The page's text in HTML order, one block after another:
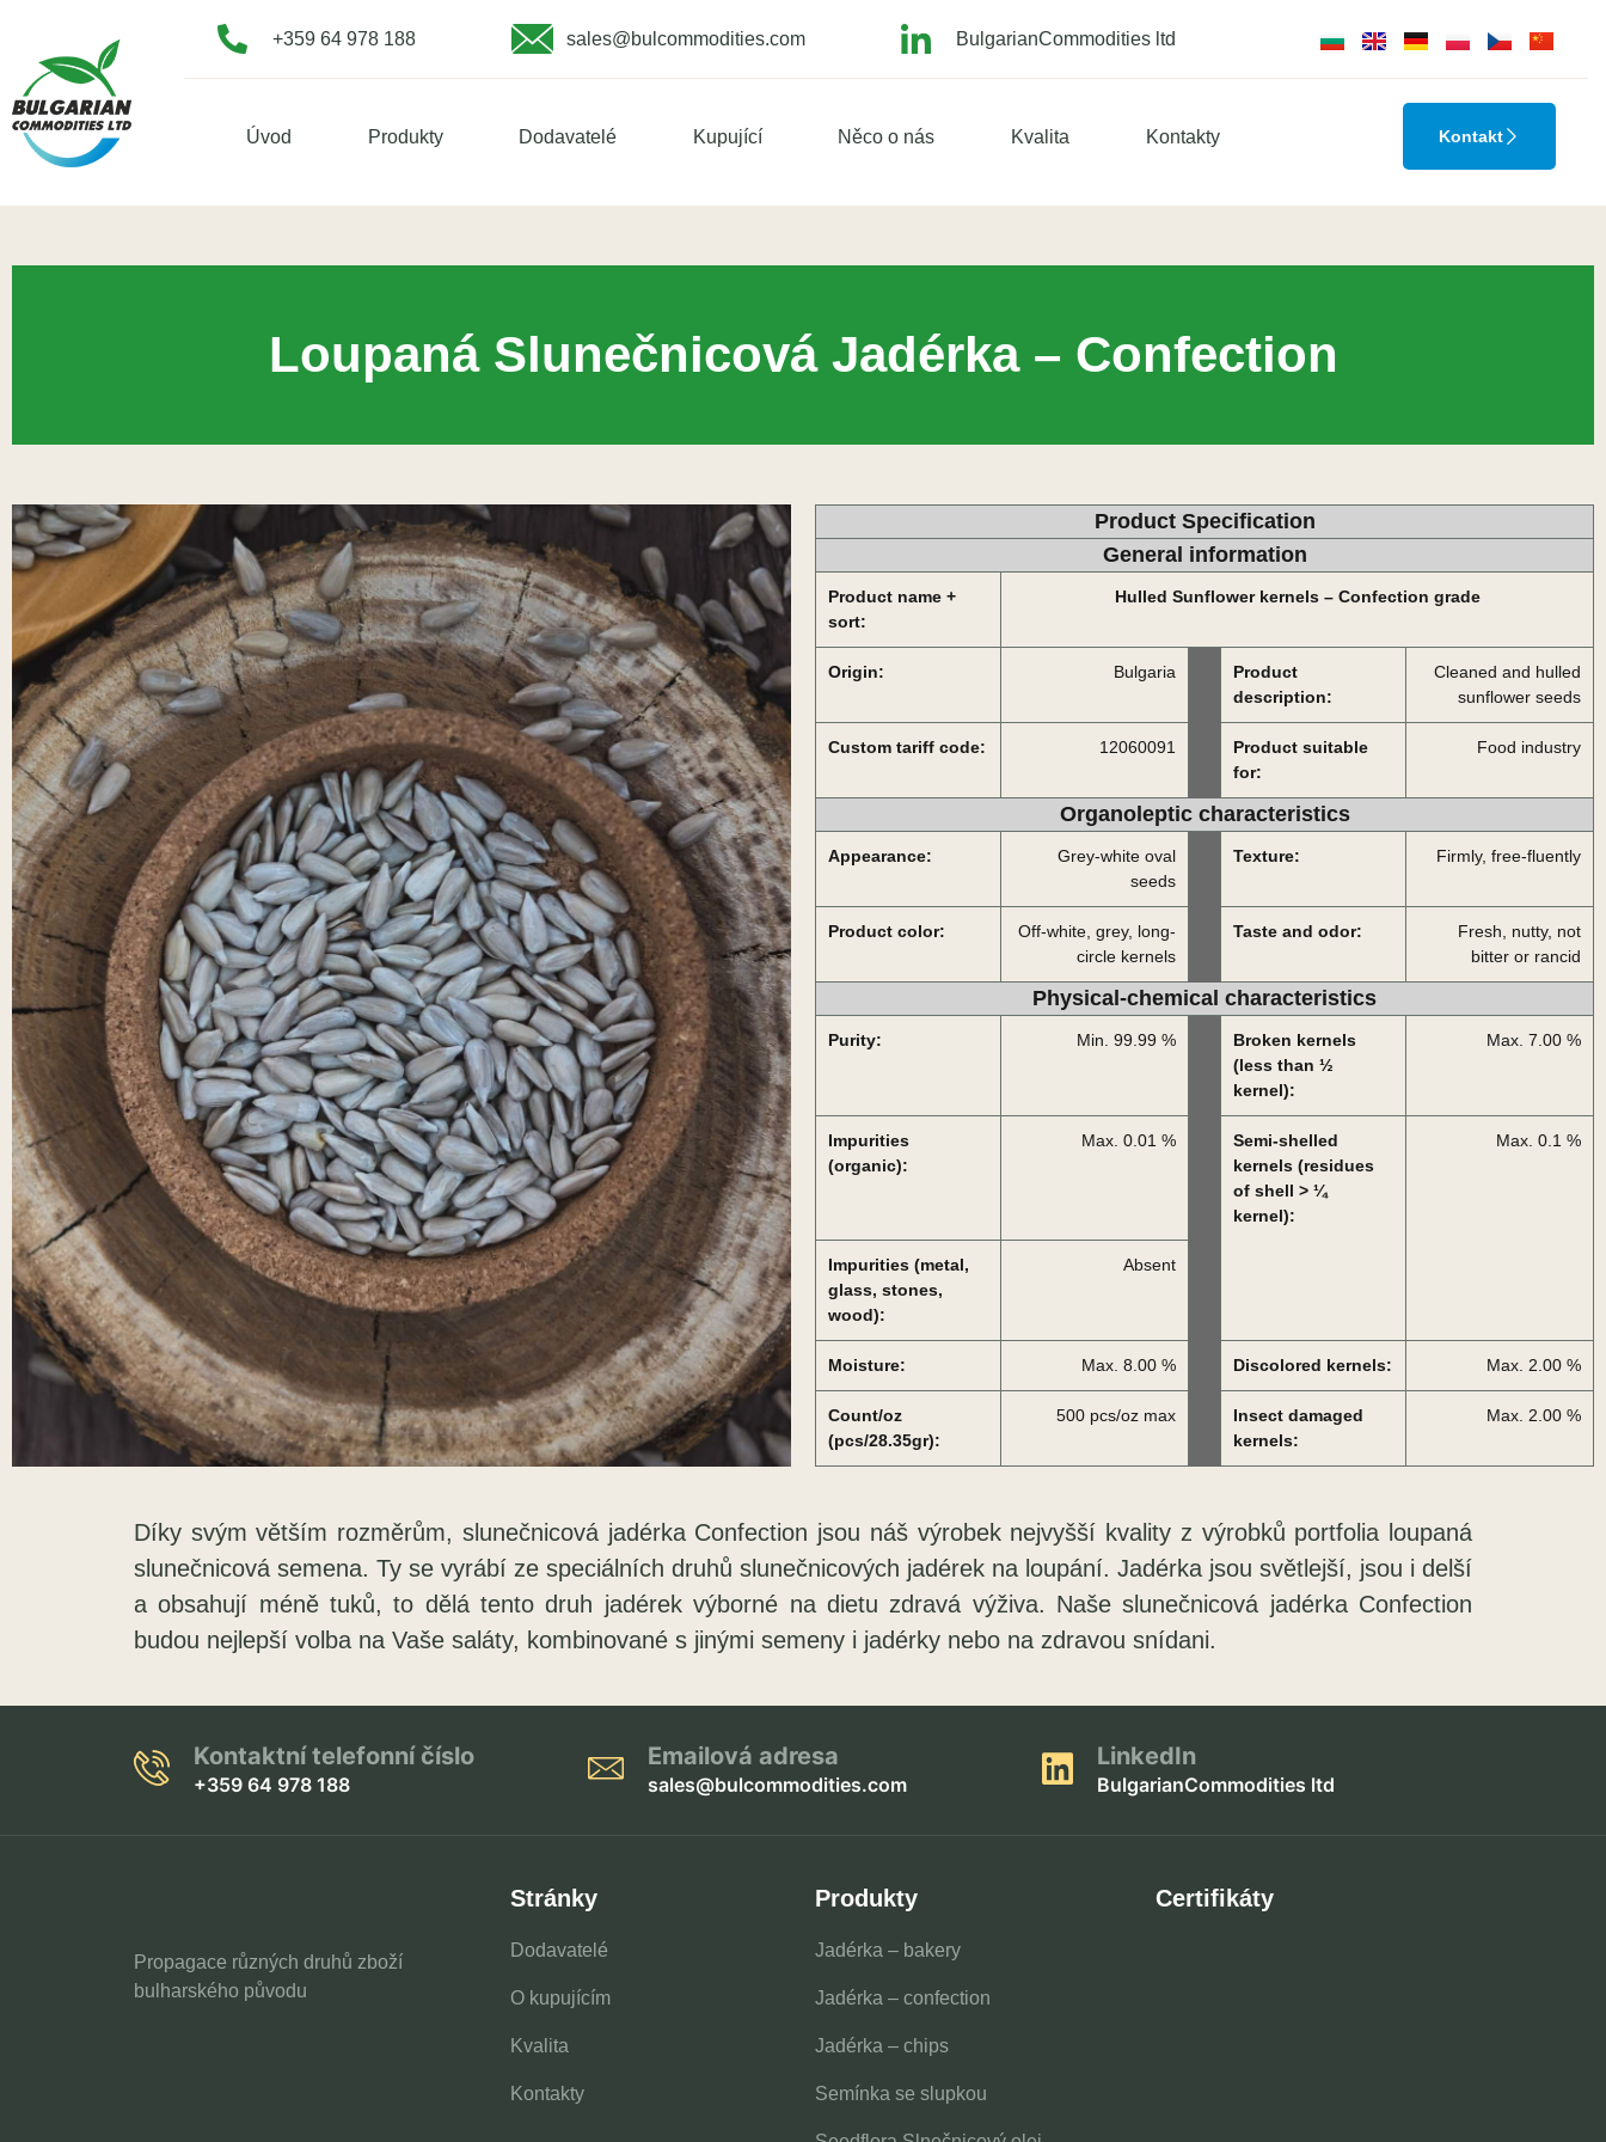
+359 64 978 188 sales@bulcommodities.com BulgarianCommodities ltd
Úvod Produkty Dodavatelé Kupující Něco o nás Kvalita Kontakty Kontakt
Loupaná Slunečnicová Jadérka – Confection
Product Specification
General information
Product name +
sort:
Hulled Sunflower kernels – Confection grade
Origin: Bulgaria
Product
description:
Cleaned and hulled
sunflower seeds
Custom tariff code: 12060091
Product suitable
for:
Food industry
Organoleptic characteristics
Appearance:
Grey-white oval
seeds
Texture: Firmly, free-fluently
Product color:
Off-white, grey, long-
circle kernels
Taste and odor:
Fresh, nutty, not
bitter or rancid
Physical-chemical characteristics
Purity: Min. 99.99 %
Broken kernels
(less than ½
kernel):
Max. 7.00 %
Impurities
(organic):
Max. 0.01 %
Semi-shelled
kernels (residues
of shell > ¼
kernel):
Max. 0.1 %
Impurities (metal,
glass, stones,
wood):
Absent
Moisture: Max. 8.00 % Discolored kernels: Max. 2.00 %
Count/oz
(pcs/28.35gr):
500 pcs/oz max
Insect damaged
kernels:
Max. 2.00 %
Díky svým větším rozměrům, slunečnicová jadérka Confection jsou náš výrobek nejvyšší kvality z výrobků portfolia loupaná
slunečnicová semena. Ty se vyrábí ze speciálních druhů slunečnicových jadérek na loupání. Jadérka jsou světlejší, jsou i delší
a obsahují méně tuků, to dělá tento druh jadérek výborné na dietu zdravá výživa. Naše slunečnicová jadérka Confection
budou nejlepší volba na Vaše saláty, kombinované s jinými semeny i jadérky nebo na zdravou snídani.
Kontaktní telefonní číslo
+359 64 978 188
Emailová adresa
sales@bulcommodities.com
LinkedIn
BulgarianCommodities ltd
Propagace různých druhů zboží
bulharského původu
Stránky
Dodavatelé
O kupujícím
Kvalita
Kontakty
Produkty
Jadérka – bakery
Jadérka – confection
Jadérka – chips
Semínka se slupkou
Certifikáty